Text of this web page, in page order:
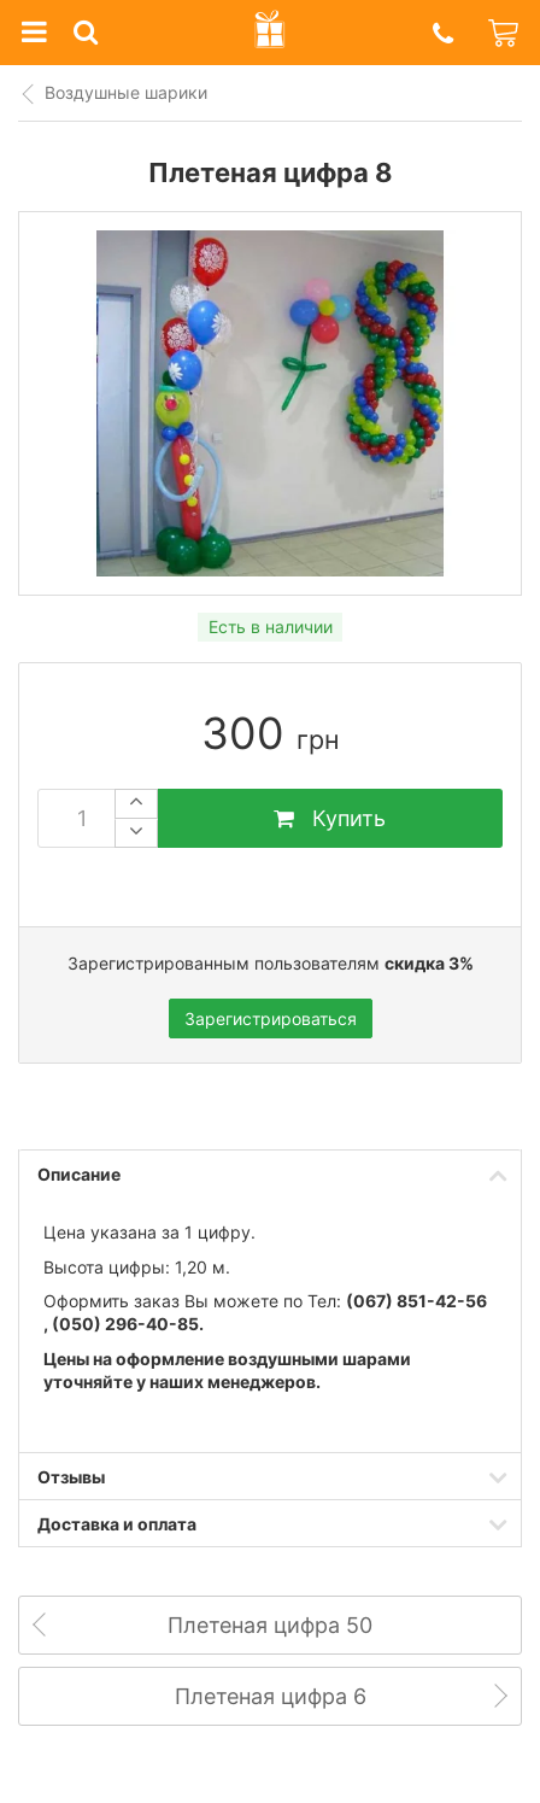
Prazdnik
Shop
Воздушные шарики
Плетеная цифра 8
Есть в наличии
300 грн
Купить
Зарегистрированным пользователям скидка 3%
Зарегистрироваться
Описание
Цена указана за 1 цифру.
Высота цифры: 1,20 м.
Оформить заказ Вы можете по Тел: (067) 851-42-56
, (050) 296-40-85.
Цены на оформление воздушными шарами
уточняйте у наших менеджеров.
Отзывы
Доставка и оплата
Плетеная цифра 50
Плетеная цифра 6